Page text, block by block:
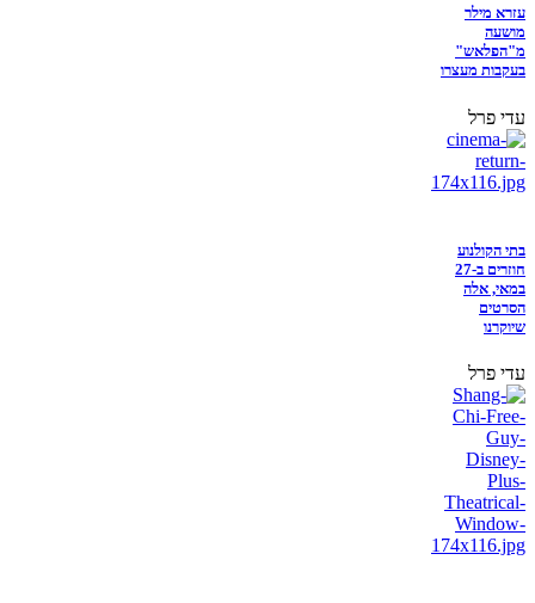
עזרא מילר
מושעה
מ"הפלאש"
בעקבות מעצרו
עדי פרל
בתי הקולנוע
חוזרים ב-27
במאי, אלה
הסרטים
שיוקרנו
עדי פרל